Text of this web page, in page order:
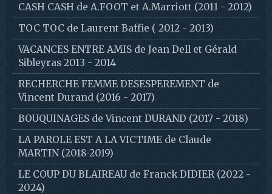
CASH CASH de A.FOOT et A.Marriott (2011 - 2012)
TOC TOC de Laurent Baffie ( 2012 - 2013)
VACANCES ENTRE AMIS de Jean Dell et Gérald
Sibleyras 2013 - 2014
RECHERCHE FEMME DESESPEREMENT de
Vincent Durand (2016 - 2017)
BOUQUINAGES de Vincent DURAND (2017 - 2018)
LA PAROLE EST A LA VICTIME de Claude
MARTIN (2018-2019)
LE COUP DU BLAIREAU de Franck DIDIER (2022 -
2024)